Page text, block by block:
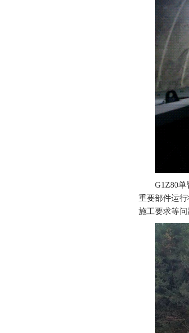
G1Z80
重要部件运
施工要求等问